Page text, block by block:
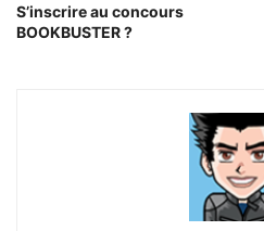
S’inscrire au concours
BOOKBUSTER ?